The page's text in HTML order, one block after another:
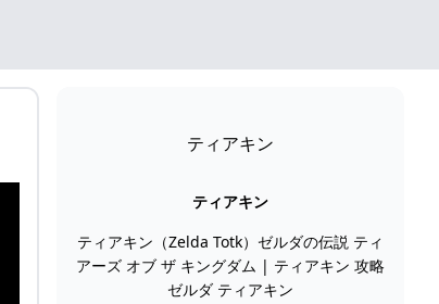
ティアキン
ティアキン
ティアキン（Zelda Totk）ゼルダの伝説 ティ
アーズ オブ ザ キングダム | ティアキン 攻略
ゼルダ ティアキン